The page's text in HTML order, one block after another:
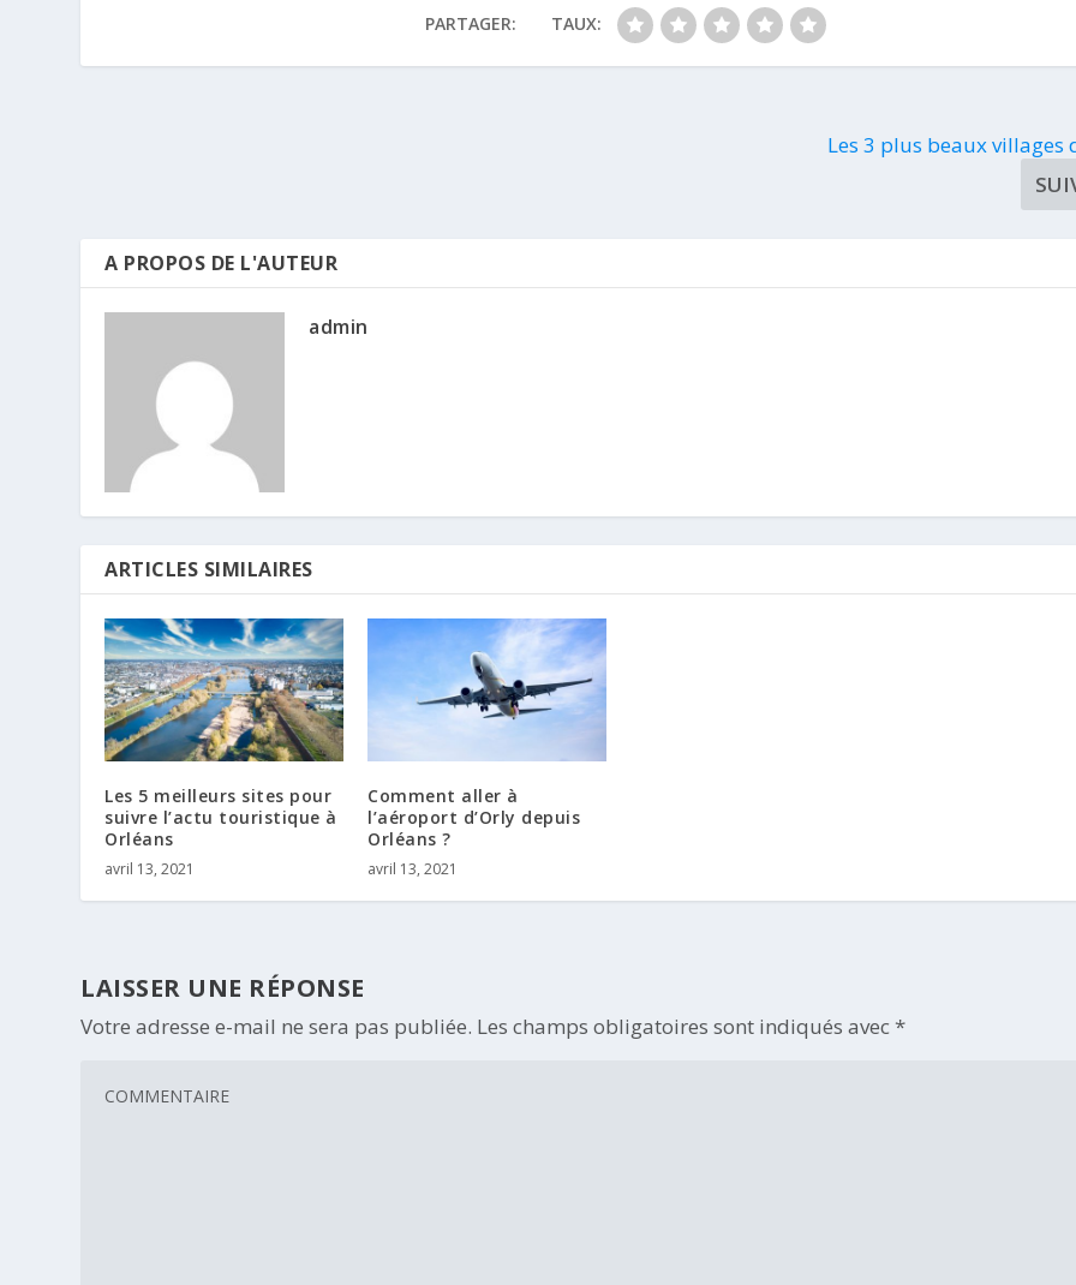
PARTAGER: TAUX:
Les 3 plus beaux villages
A PROPOS DE L'AUTEUR
admin
ARTICLES SIMILAIRES
Les 5 meilleurs sites pour
suivre l’actu touristique à
Orléans
avril 13, 2021
Comment aller à
l’aéroport d’Orly depuis
Orléans ?
avril 13, 2021
LAISSER UNE RÉPONSE
Votre adresse e-mail ne sera pas publiée. Les champs obligatoires sont indiqués avec *